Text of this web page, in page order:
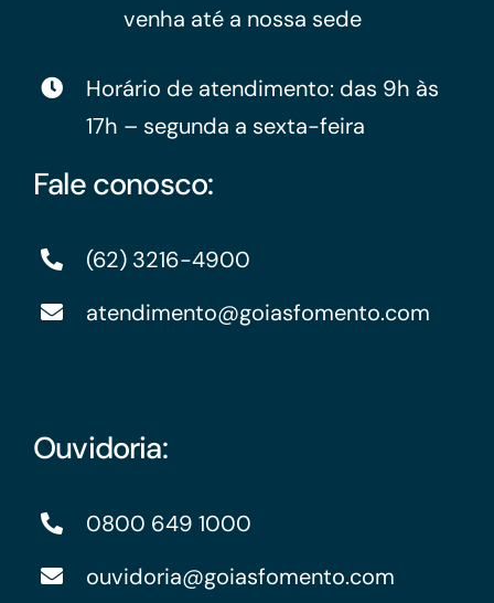
venha até a nossa sede
Horário de atendimento: das 9h às
17h – segunda a sexta-feira
Fale conosco:
(62) 3216-4900
atendimento@goiasfomento.com
Ouvidoria:
0800 649 1000
ouvidoria@goiasfomento.com